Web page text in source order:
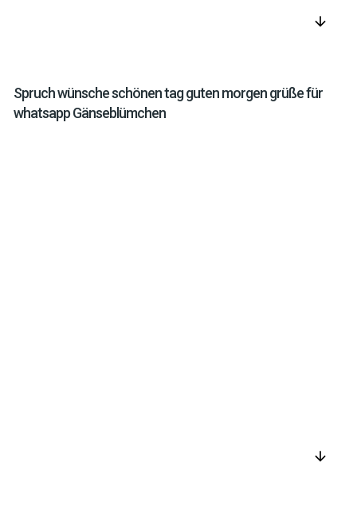
arrow_downward
Spruch wünsche schönen tag guten morgen grüße für
whatsapp Gänseblümchen
arrow_downward